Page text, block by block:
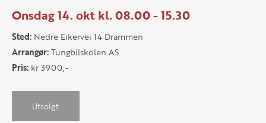
Onsdag 14. okt kl. 08.00 - 15.30
Sted: Nedre Eikervei 14 Drammen
Arrangør:Tungbilskolen AS
Pris: kr 3900,-
Utsolgt